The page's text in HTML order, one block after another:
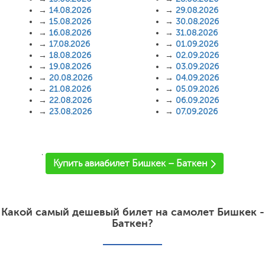
→ 14.08.2026
→ 15.08.2026
→ 16.08.2026
→ 17.08.2026
→ 18.08.2026
→ 19.08.2026
→ 20.08.2026
→ 21.08.2026
→ 22.08.2026
→ 23.08.2026
→ 29.08.2026
→ 30.08.2026
→ 31.08.2026
→ 01.09.2026
→ 02.09.2026
→ 03.09.2026
→ 04.09.2026
→ 05.09.2026
→ 06.09.2026
→ 07.09.2026
'
Купить авиабилет Бишкек – Баткен
Какой самый дешевый билет на самолет Бишкек -
Баткен?